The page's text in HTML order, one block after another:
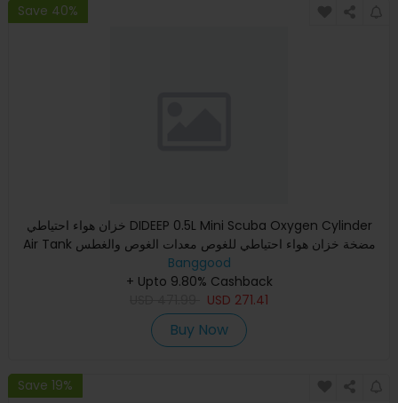
Save 40%
خزان هواء احتياطي DIDEEP 0.5L Mini Scuba Oxygen Cylinder
Air Tank مضخة خزان هواء احتياطي للغوص معدات الغوص والغطس
Banggood
+ Upto 9.80% Cashback
USD 271.41
Buy Now
Save 19%